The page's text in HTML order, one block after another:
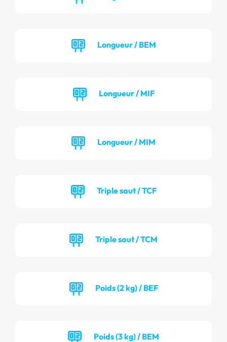
Longueur / BEM
Longueur / MIF
Longueur / MIM
Triple saut / TCF
Triple saut / TCM
Poids (2 kg) / BEF
Poids (3 kg) / BEM